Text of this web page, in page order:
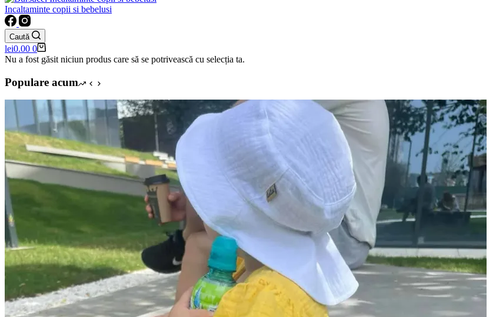
Incaltaminte copii si bebelusi
Caută
Coș
de
lei0.00 0
Nu a fost găsit niciun produs care să se potrivească cu selecția ta.
Populare acum